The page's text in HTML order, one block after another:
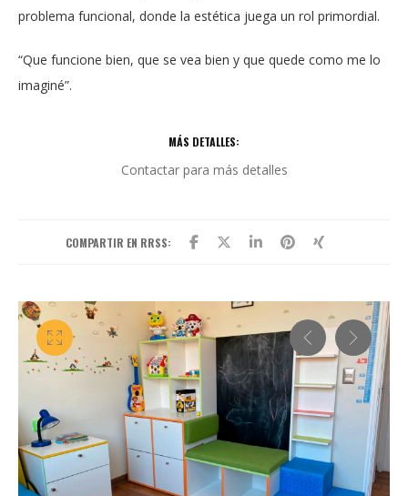
problema funcional, donde la estética juega un rol primordial.
“Que funcione bien, que se vea bien y que quede como me lo
imaginé”.
MÁS DETALLES:
Contactar para más detalles
COMPARTIR EN RRSS: